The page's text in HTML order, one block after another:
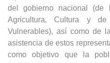
del gobierno nacional (de
Agricultura, Cultura y
Vulnerables), así como de
asistencia de estos
como objetivo que la